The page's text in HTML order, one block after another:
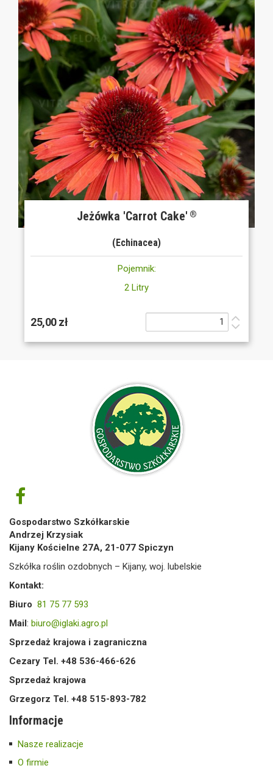
Jeżówka 'Carrot Cake' ®
(Echinacea)
Pojemnik:
2 Litry
25,00 zł
Gospodarstwo Szkółkarskie
Andrzej Krzysiak
Kijany Kościelne 27A, 21-077 Spiczyn
Szkółka roślin ozdobnych – Kijany, woj. lubelskie
Kontakt:
Biuro 81 75 77 593
Mail: biuro@iglaki.agro.pl
Sprzedaż krajowa i zagraniczna
Cezary Tel. +48 536-466-626
Sprzedaż krajowa
Grzegorz Tel. +48 515-893-782
Informacje
Nasze realizacje
O firmie